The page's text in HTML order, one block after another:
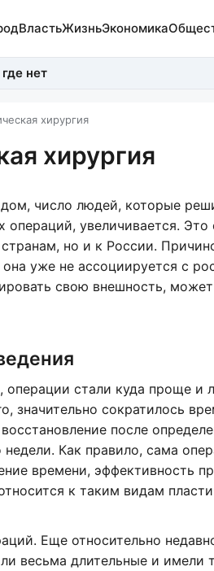
ВластьЖизньЭкономика
нет
хирургия
хирургия
число людей, которые
операций, увеличивается. Это
но и к России.
уже не ассоциируется с
свою внешность,
стали куда проще и
значительно сократилось
после
Как правило, сама
времени, эффективность
к таким видам
Еще относительно
весьма длительные и имели